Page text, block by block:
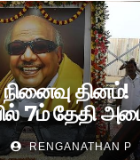
தினம்!
7ம் தேதி
RENGANATHAN P